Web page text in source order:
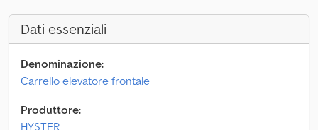
Dati essenziali
Denominazione:
Carrello elevatore frontale
Produttore:
HYSTER